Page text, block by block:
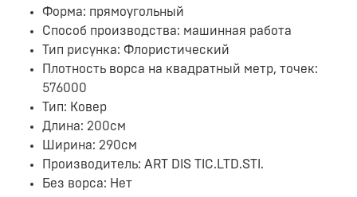
Форма: прямоугольный
Способ производства: машинная работа
Тип рисунка: Флористический
Плотность ворса на квадратный метр, точек:
576000
Тип: Ковер
Длина: 200см
Ширина: 290см
Производитель: ART DIS TIC.LTD.STI.
Без ворса: Нет